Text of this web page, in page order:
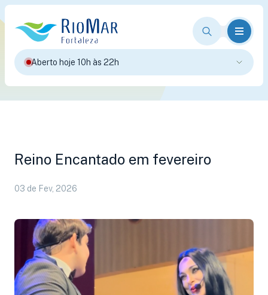
Aberto hoje 10h às 22h
Reino Encantado em fevereiro
03 de Fev, 2026